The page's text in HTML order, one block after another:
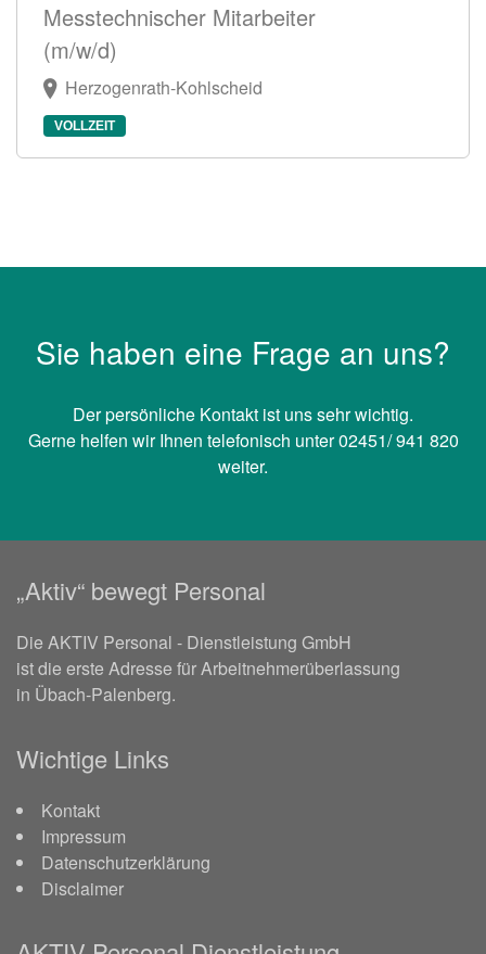
Messtechnischer Mitarbeiter
(m/w/d)
Herzogenrath-Kohlscheid
VOLLZEIT
Sie haben eine Frage an uns?
Der persönliche Kontakt ist uns sehr wichtig.
Gerne helfen wir Ihnen telefonisch unter 02451/ 941 820
weiter.
„Aktiv“ bewegt Personal
Die AKTIV Personal - Dienstleistung GmbH
ist die erste Adresse für Arbeitnehmerüberlassung
in Übach-Palenberg.
Wichtige Links
Kontakt
Impressum
Datenschutzerklärung
Disclaimer